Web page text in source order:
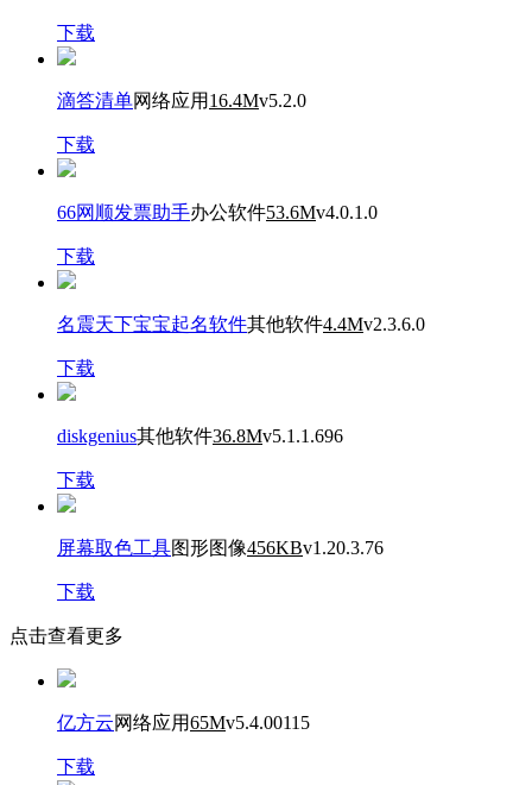
下载
滴答清单网络应用 16.4Mv5.2.0
下载
66网顺发票助手办公软件53.6Mv4.0.1.0
下载
名震天下宝宝起名软件其他软件4.4Mv2.3.6.0
下载
diskgenius其他软件36.8Mv5.1.1.696
下载
屏幕取色工具图形图像456KBv1.20.3.76
下载
点击查看更多
亿方云网络应用65Mv5.4.00115
下载